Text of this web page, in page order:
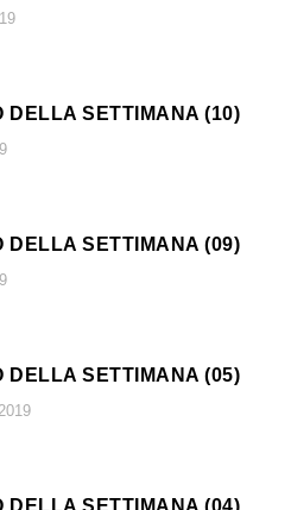
DELLA SETTIMANA (10)
DELLA SETTIMANA (09)
DELLA SETTIMANA (05)
DELLA SETTIMANA (04)